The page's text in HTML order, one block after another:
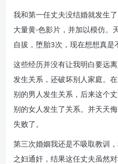
我和第一任丈夫没结婚就发生
大量黄-色影片，并加以模仿。
自拔，堕胎3次，现在想想真是
这些经历并没有让我明白要远
发生关系，还破坏别人家庭。
别的男人发生关系，后来这个
别的女人发生了关系。并天天
失败了。
第三次婚姻我还是不吸取教训
之妇通奸，结果这任丈夫虽然